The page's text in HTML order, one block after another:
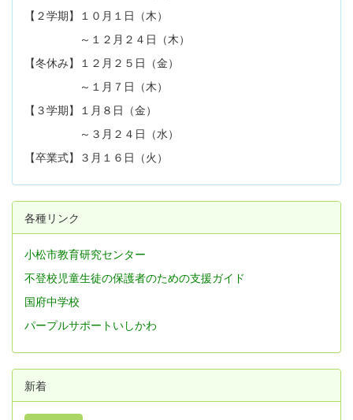
【２学期】１０月１日（木）
～１２月２４日（木）
【冬休み】１２月２５日（金）
～１月７日（木）
【３学期】１月８日（金）
～３月２４日（水）
【卒業式】３月１６日（火）
各種リンク
小松市教育研究センター
不登校児童生徒の保護者のための支援ガイド
国府中学校
パープルサポートいしかわ
新着